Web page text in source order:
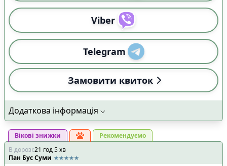
Viber
Telegram
Замовити квиток
Додаткова інформація
Вікові знижки
Рекомендуємо
В дорозі:21 год5хв
Пан Бус Суми